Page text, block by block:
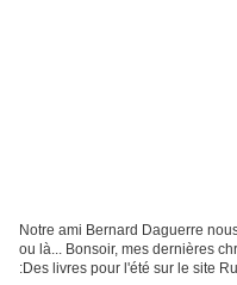
Notre ami Bernard Daguerre
ou là... Bonsoir, mes dernières
:Des livres pour l'été sur le site